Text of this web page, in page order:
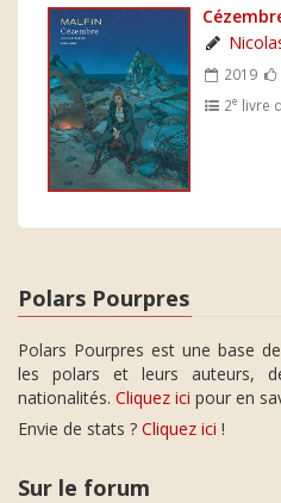
2019
2e livre
Polars Pourpres
Polars Pourpres est une base
les polars et leurs auteurs,
nationalités. Cliquez ici pour en
Envie de stats ? Cliquez ici !
Sur le forum